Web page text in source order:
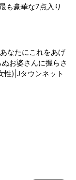
も豪華な7点入り
なたにこれをあげ
お婆さんに握らさ
性)|Jタウンネット